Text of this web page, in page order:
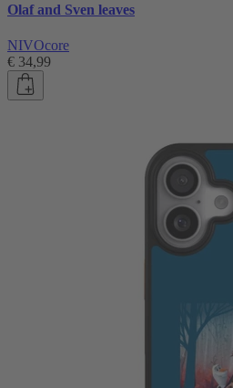
Olaf and Sven leaves
NIVOcore
€ 34,99